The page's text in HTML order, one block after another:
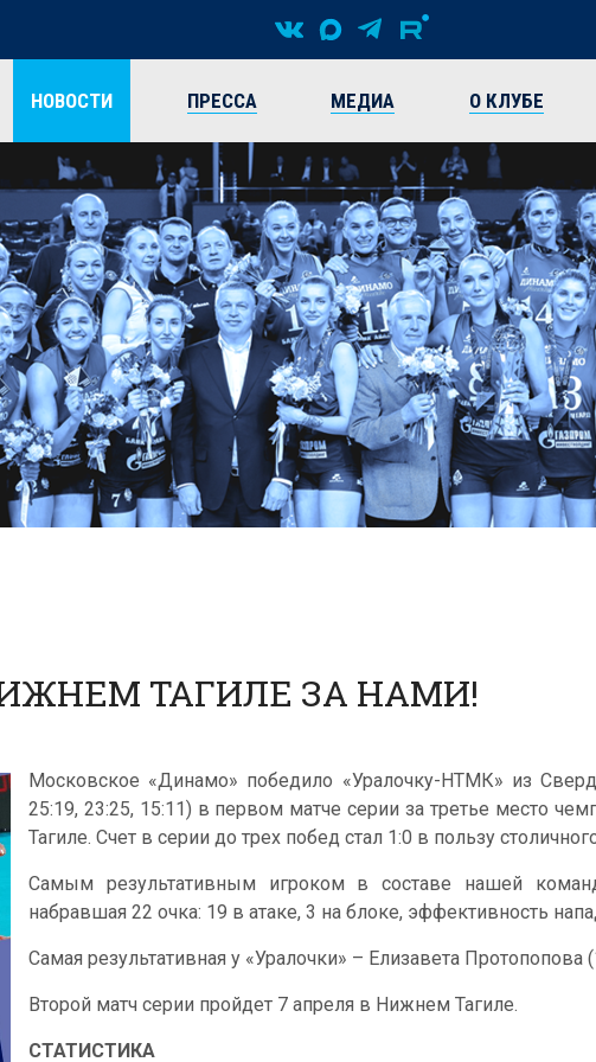
НОВОСТИ ПРЕССА МЕДИА О КЛУБЕ
ТАГИЛЕ ЗА НАМИ!
Московское «Динамо» победило «Уралочку-НТМК» из
25:19, 23:25, 15:11) в первом матче серии за третье место
Тагиле. Счет в серии до трех побед стал 1:0 в пользу
Самым результативным игроком в составе нашей
набравшая 22 очка: 19 в атаке, 3 на блоке, эффективность
Самая результативная у «Уралочки» – Елизавета Протопопова
Второй матч серии пройдет 7 апреля в Нижнем Тагиле.
СТАТИСТИКА